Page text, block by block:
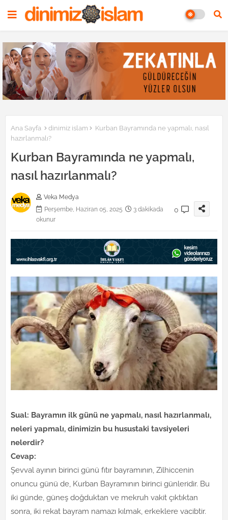
Ana Sayfa dinimiz islam
Kurban Bayramında ne yapmalı, nasıl
hazırlanmalı?
Kurban Bayramında ne yapmalı,
nasıl hazırlanmalı?
Veka Medya
Perşembe, Haziran 05, 2025
3 dakikada
okunur
0
Sual: Bayramın ilk günü ne yapmalı, nasıl hazırlanmalı,
neleri yapmalı, dinimizin bu husustaki tavsiyeleri
nelerdir?
Cevap:
Şevval ayının birinci günü fıtır bayramının, Zilhiccenin
onuncu günü de, Kurban Bayramının birinci günleridir. Bu
iki günde, güneş doğduktan ve mekruh vakit çıktıktan
sonra, iki rekat bayram namazı kılmak, erkeklere vacibtir.